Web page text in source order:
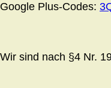
Google Plus-Codes:
Wir sind nach §4 Nr.